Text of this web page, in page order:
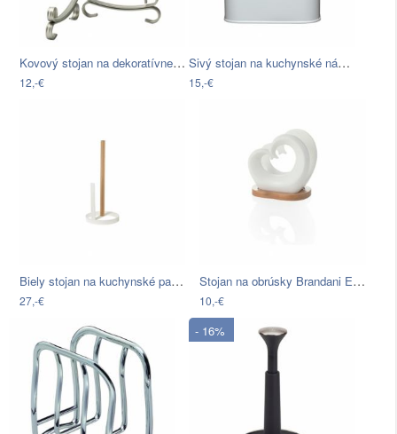
Kovový stojan na dekoratívne predmety…
12,-€
Sivý stojan na kuchynské nástroje…
15,-€
Biely stojan na kuchynské papierové…
27,-€
Stojan na obrúsky Brandani Endless Love
10,-€
- 16%